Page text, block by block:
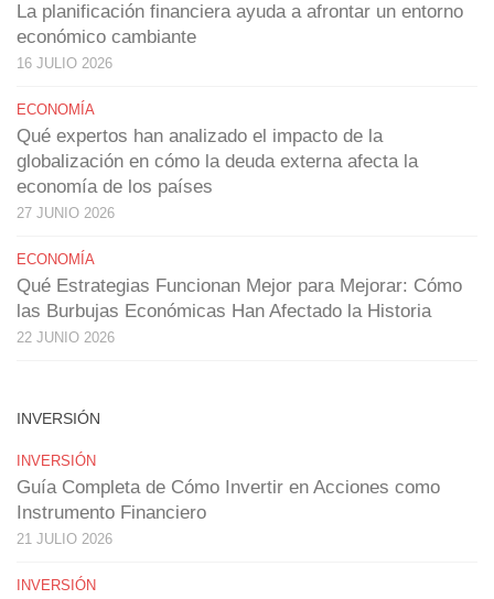
La planificación financiera ayuda a afrontar un entorno
económico cambiante
16 JULIO 2026
ECONOMÍA
Qué expertos han analizado el impacto de la
globalización en cómo la deuda externa afecta la
economía de los países
27 JUNIO 2026
ECONOMÍA
Qué Estrategias Funcionan Mejor para Mejorar: Cómo
las Burbujas Económicas Han Afectado la Historia
22 JUNIO 2026
INVERSIÓN
INVERSIÓN
Guía Completa de Cómo Invertir en Acciones como
Instrumento Financiero
21 JULIO 2026
INVERSIÓN